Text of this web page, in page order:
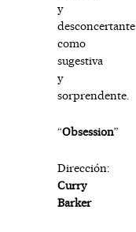
y
desconcertante
como
sugestiva
y
sorprendente.
“Obsession”
Dirección:
Curry
Barker